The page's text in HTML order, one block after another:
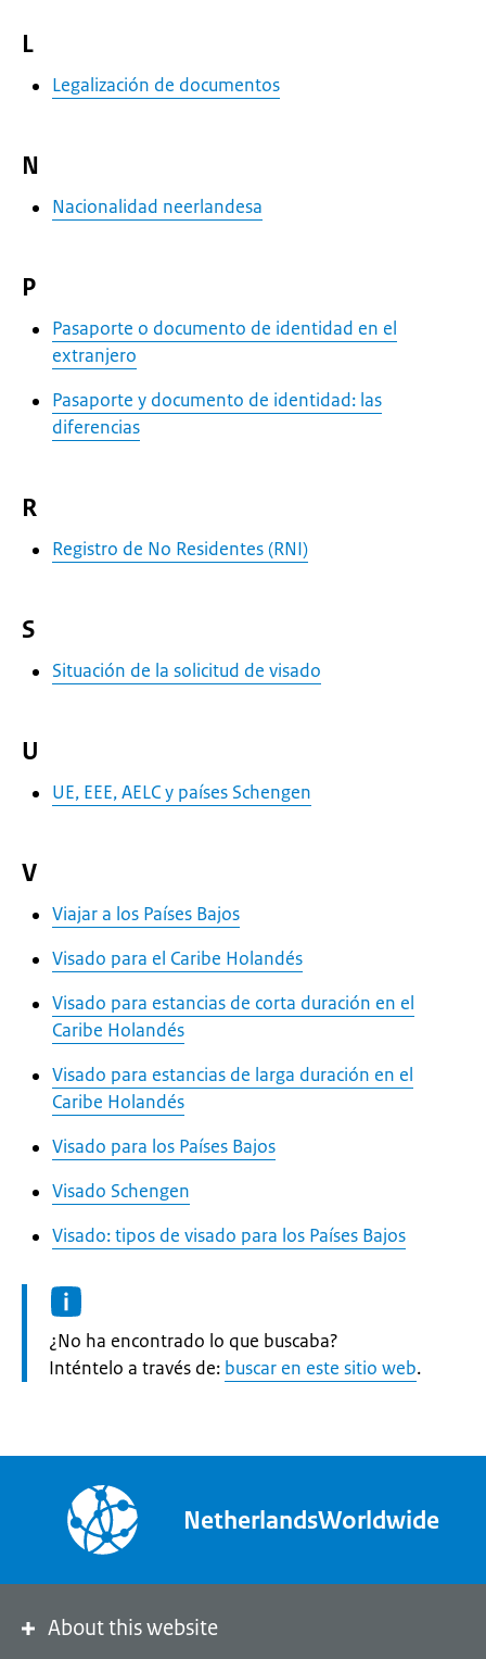
L
Legalización de documentos
N
Nacionalidad neerlandesa
P
Pasaporte o documento de identidad en el
extranjero
Pasaporte y documento de identidad: las
diferencias
R
Registro de No Residentes (RNI)
S
Situación de la solicitud de visado
U
UE, EEE, AELC y países Schengen
V
Viajar a los Países Bajos
Visado para el Caribe Holandés
Visado para estancias de corta duración en el
Caribe Holandés
Visado para estancias de larga duración en el
Caribe Holandés
Visado para los Países Bajos
Visado Schengen
Visado: tipos de visado para los Países Bajos
Informatie:
¿No ha encontrado lo que buscaba?
Inténtelo a través de: buscar en este sitio web.
NetherlandsWorldwide
About this website